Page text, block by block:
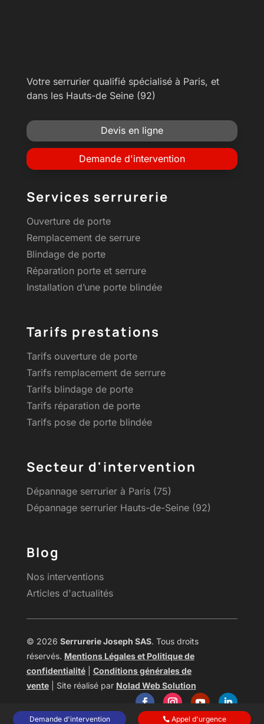
Votre serrurier qualifié spécialisé à Paris, et
dans les Hauts-de Seine (92)
Devis en ligne
Demande d'intervention
Services serrurerie
Ouverture de porte
Remplacement de serrure
Blindage de porte
Réparation porte et serrure
Installation d’une porte blindée
Tarifs prestations
Tarifs ouverture de porte
Tarifs remplacement de serrure
Tarifs blindage de porte
Tarifs réparation de porte
Tarifs pose de porte blindée
Secteur d'intervention
Dépannage serrurier à Paris (75)
Dépannage serrurier Hauts-de-Seine (92)
Blog
Nos interventions
Articles d'actualités
© 2026 Serrurerie Joseph SAS. Tous droits
réservés. Mentions Légales et Politique de
confidentialité| Conditions générales de
vente| Site réalisé par Nolad Web Solution
Demande d'intervention Appel d'urgence